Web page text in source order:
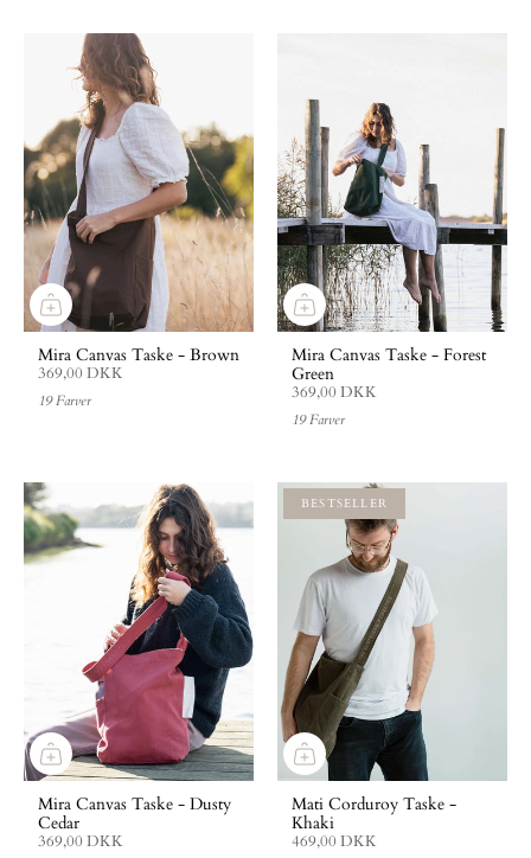
Mira Canvas Taske - Brown
369,00 DKK
19 Farver
Mira Canvas Taske - Forest
Green
369,00 DKK
19 Farver
Mira Canvas Taske - Dusty
Cedar
369,00 DKK
BESTSELLER
Mati Corduroy Taske -
Khaki
469,00 DKK